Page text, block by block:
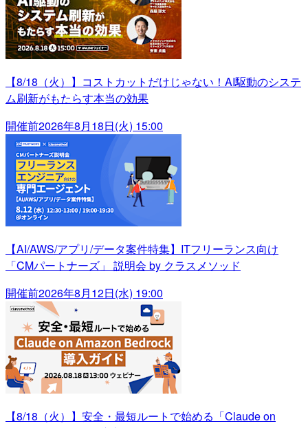
【8/18（火）】コストカットだけじゃない！AI駆動のシステ
ム刷新がもたらす本当の効果
開催前2026年8月18日(火) 15:00
【AI/AWS/アプリ/データ案件特集】ITフリーランス向け
「CMパートナーズ」 説明会 by クラスメソッド
開催前2026年8月12日(水) 19:00
【8/18（火）】安全・最短ルートで始める「Claude on